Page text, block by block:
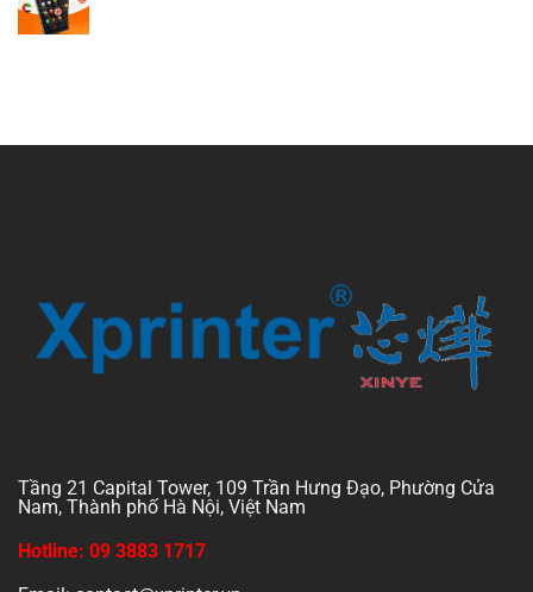
Tầng 21 Capital Tower, 109 Trần Hưng Đạo, Phường Cửa
Nam, Thành phố Hà Nội, Việt Nam
Hotline: 09 3883 1717